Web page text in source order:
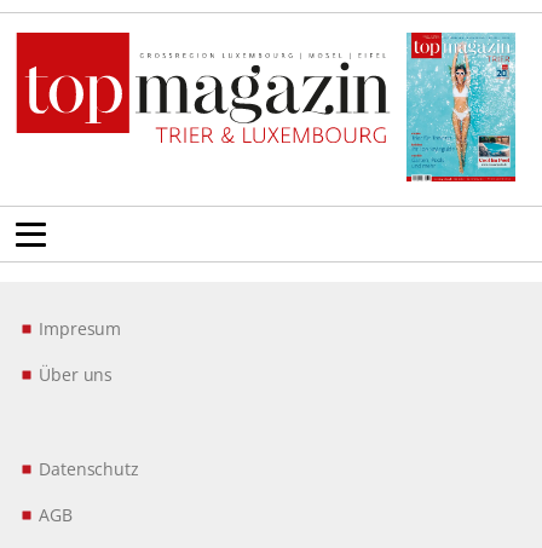
Impresum
Über uns
Datenschutz
AGB